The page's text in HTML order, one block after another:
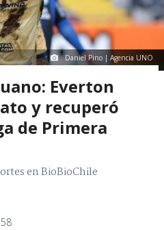
Daniel Pino | Agencia UNO
Everton
y recuperó
de Primera
en BioBioChile